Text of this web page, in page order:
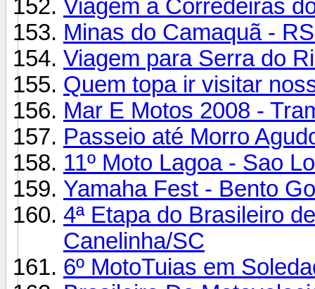
Viagem a Corredeiras
Minas do Camaquã -
Viagem para Serra do
Quem topa ir visitar
Mar E Motos 2008 -
Passeio até Morro
11º Moto Lagoa - Sao
Yamaha Fest - Bento
4ª Etapa do Brasileiro
Canelinha/SC
6º MotoTuias em